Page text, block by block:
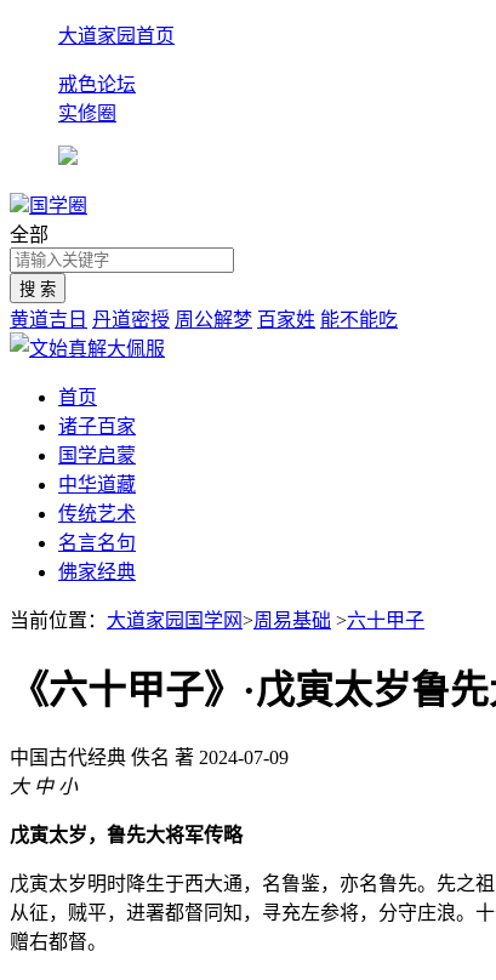
大道家园首页
戒色论坛
实修圈
国学圈
全部
黄道吉日 丹道密授 周公解梦 百家姓 能不能吃
首页
诸子百家
国学启蒙
中华道藏
传统艺术
名言名句
佛家经典
当前位置： 大道家园国学网>周易基础 >六十甲子
《六十甲子》·戊寅太岁鲁
中国古代经典 佚名 著 2024-07-09
大 中 小
戊寅太岁，鲁先大将军传略
戊寅太岁明时降生于西大通，名鲁鉴，亦名鲁先。先之
从征，贼平，进署都督同知，寻充左参将，分守庄浪。
赠右都督。